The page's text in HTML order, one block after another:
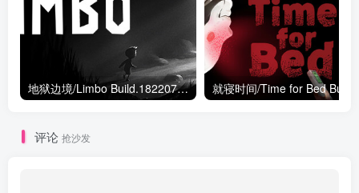
地狱边境/Limbo Build.18220724|动作冒险|容量130MB|免安装绿色中文版
评论 抢沙发